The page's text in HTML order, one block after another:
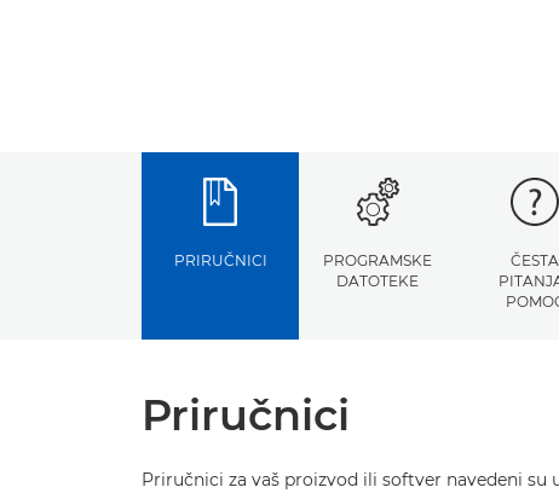
PRIRUČNICI
PROGRAMSKE
DATOTEKE
ČESTA
Priručnici
Priručnici za vaš proizvod ili softver navedeni su